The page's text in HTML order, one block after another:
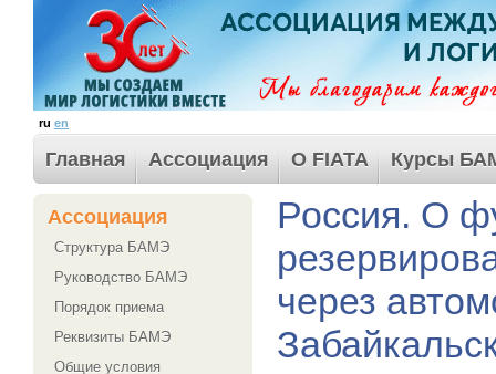
ru en
Главная Ассоциация О FIATA Курсы
Ассоциация
Структура БАМЭ
Руководство БАМЭ
Порядок приема
Реквизиты БАМЭ
Общие условия
Россия. О
через